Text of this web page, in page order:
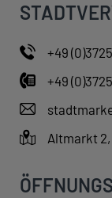
+49
+49
Altmarkt